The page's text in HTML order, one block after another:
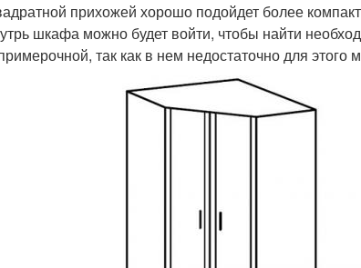
прихожей хорошо подойдет более
шкафа можно будет войти, чтобы найти
так как в нем недостаточно для этого